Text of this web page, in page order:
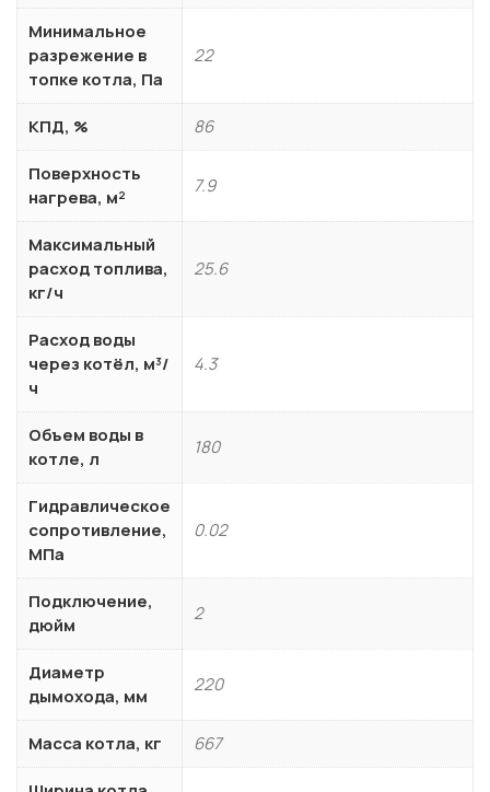
Минимальное
разрежение в
топке котла, Па
22
КПД, % 86
Поверхность
нагрева, м²
7.9
Максимальный
расход топлива,
кг/ч
25.6
Расход воды
через котёл, м³/
ч
4.3
Объем воды в
котле, л
180
Гидравлическое
сопротивление,
МПа
0.02
Подключение,
дюйм
2
Диаметр
дымохода, мм
220
Масса котла, кг 667